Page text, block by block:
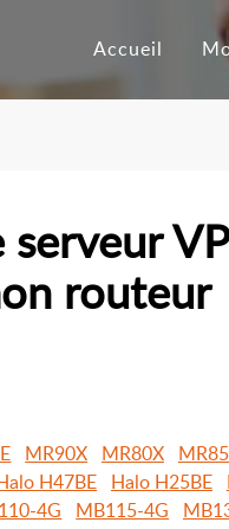
Accueil
routeur
MR90X MR80X
H47BE Halo H25BE
4G MB115-4G